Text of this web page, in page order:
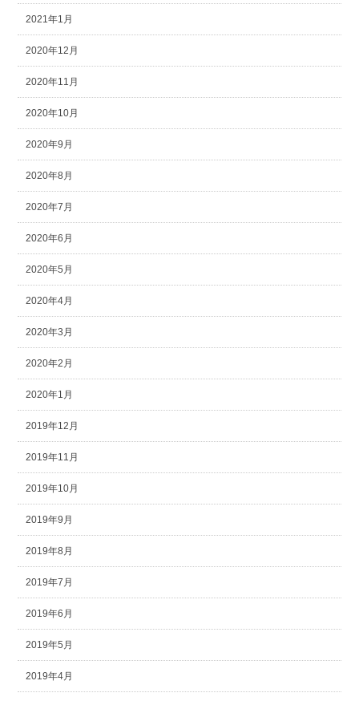
2021年1月
2020年12月
2020年11月
2020年10月
2020年9月
2020年8月
2020年7月
2020年6月
2020年5月
2020年4月
2020年3月
2020年2月
2020年1月
2019年12月
2019年11月
2019年10月
2019年9月
2019年8月
2019年7月
2019年6月
2019年5月
2019年4月